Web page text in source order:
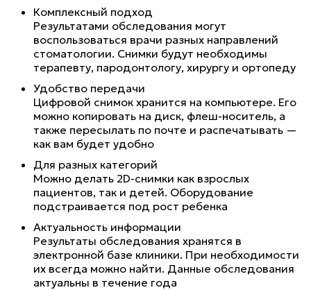
Комплексный подход
Результатами обследования могут
воспользоваться врачи разных направлений
стоматологии. Снимки будут необходимы
терапевту, пародонтологу, хирургу и ортопеду
Удобство передачи
Цифровой снимок хранится на компьютере. Его
можно копировать на диск, флеш-носитель, а
также пересылать по почте и распечатывать —
как вам будет удобно
Для разных категорий
Можно делать 2D-снимки как взрослых
пациентов, так и детей. Оборудование
подстраивается под рост ребенка
Актуальность информации
Результаты обследования хранятся в
электронной базе клиники. При необходимости
их всегда можно найти. Данные обследования
актуальны в течение года